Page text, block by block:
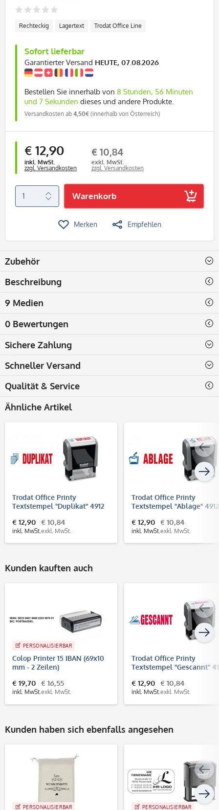
Rechteckig Lagertext Trodat Office Line
Sofort lieferbar
Garantierter Versand HEUTE, 07.08.2026
Bestellen Sie innerhalb von 8 Stunden, 56 Minuten
und 7 Sekunden dieses und andere Produkte.
Versandkosten ab 4,50€ (innerhalb von Österreich)
€ 12,90
inkl. MwSt.
zzgl. Versandkosten
€ 10,84
exkl. MwSt.
zzgl. Versandkosten
Warenkorb
Merken Empfehlen
Zubehör
Beschreibung
9 Medien
0 Bewertungen
Sichere Zahlung
Schneller Versand
Qualität & Service
Ähnliche Artikel
Trodat Office Printy
Textstempel "Duplikat" 4912
€ 12,90
inkl. MwSt.
€ 10,84
exkl. MwSt.
Trodat Office Printy
Textstempel "Ablage" 4912
€ 12,90
inkl. MwSt.
€ 10,84
exkl. MwSt.
Kunden kauften auch
PERSONALISIERBAR
Colop Printer 15 IBAN (69x10
mm - 2 Zeilen)
€ 19,70
inkl. MwSt.
€ 16,55
exkl. MwSt.
Trodat Office Printy
Textstempel "Gescannt"
€ 12,90
inkl. MwSt.
€ 10,84
exkl. MwSt.
Kunden haben sich ebenfalls angesehen
PERSONALISIERBAR PERSONALISIERBAR